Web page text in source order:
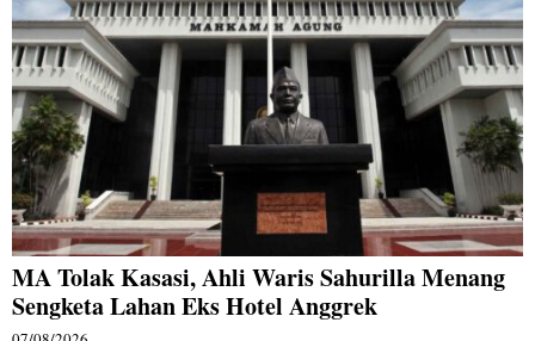
MA Tolak Kasasi, Ahli Waris Sahurilla Menang
Sengketa Lahan Eks Hotel Anggrek